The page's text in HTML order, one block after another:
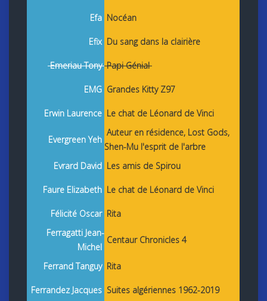
Efa Nocéan
Efix Du sang dans la clairière
Emeriau TonyPapi Génial
EMG Grandes Kitty Z97
Erwin Laurence Le chat de Léonard de Vinci
Evergreen Yeh
Auteur en résidence, Lost Gods,
Shen-Mu l'esprit de l'arbre
Evrard David Les amis de Spirou
Faure Elizabeth Le chat de Léonard de Vinci
Félicité Oscar Rita
Ferragatti Jean-
Michel
Centaur Chronicles 4
Ferrand Tanguy Rita
Ferrandez Jacques Suites algériennes 1962-2019